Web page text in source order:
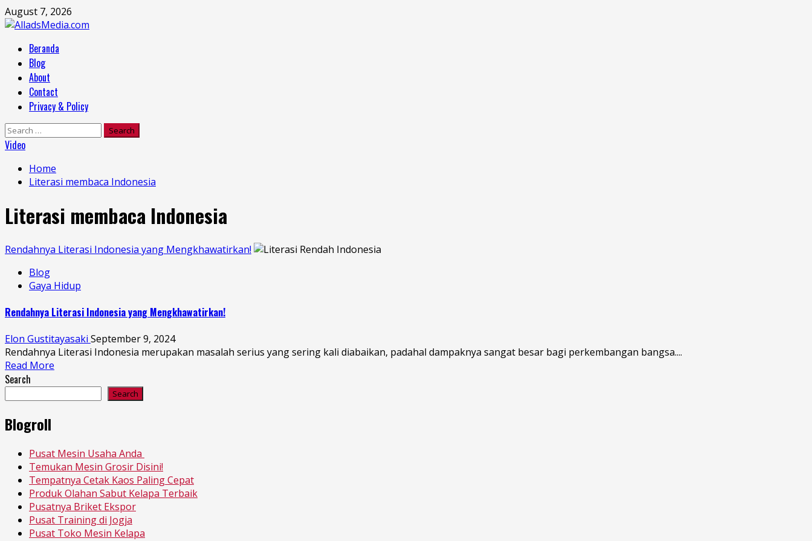
Skip
to
August 7, 2026
MenuBeranda
Blog
About
Contact
Privacy & Policy
Search
for:
Video
Home
Literasi membaca Indonesia
Literasi membaca Indonesia
Rendahnya Literasi Indonesia yang Mengkhawatirkan!
Blog
Gaya Hidup
Rendahnya Literasi Indonesia yang Mengkhawatirkan!
Elon Gustitayasaki September 9, 2024
Rendahnya Literasi Indonesia merupakan masalah serius yang sering kali diabaikan, padahal dampaknya sangat besar bagi perkembangan bangsa....
Read More
Search
Search
Blogroll
Pusat Mesin Usaha Anda
Temukan Mesin Grosir Disini!
Tempatnya Cetak Kaos Paling Cepat
Produk Olahan Sabut Kelapa Terbaik
Pusatnya Briket Ekspor
Pusat Training di Jogja
Pusat Toko Mesin Kelapa